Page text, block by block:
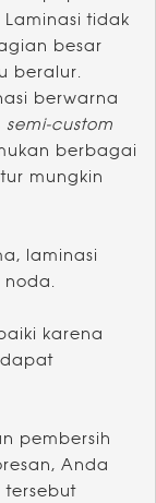
tidak
besar
beralur.
berwarna
semi-custom
berbagai
mungkin
laminasi
karena
pembersih
Anda